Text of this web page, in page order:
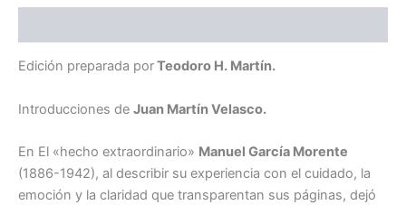
"Hecho
-
Marcas
Camino
Dios
Existe
cantidad
Edición preparada porTeodoro H. Martín.
Introducciones de Juan Martín Velasco.
En El «hecho extraordinario» Manuel García Morente
(1886-1942), al describir su experiencia con el cuidado, la
emoción y la claridad que transparentan sus páginas, dejó